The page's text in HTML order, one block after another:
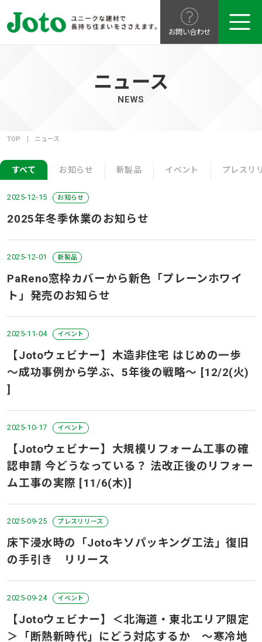
お問い合わせ
ニュース
NEWS
TOP ニュース
すべて お知らせ 新製品 イベント プレスリ
2025-12-15 お知らせ
2025年冬季休業のお知らせ
2025-12-01 新製品
PaReno窓枠カバーから新色「プレーンホワイ
ト」発売のお知らせ
2025-11-04 イベント
【Jotoウェビナー】木造非住宅 はじめの一歩
～成功事例から学ぶ、5年後の戦略～ [12/2(火)
]
2025-10-17 イベント
【Jotoウェビナー】大規模リフォーム工事の確
認申請 今どうなっている？ 法改正後のリフォー
ム工事の実際 [11/6(木)]
2025-09-25 プレスリリース
床下浸水時の「Jotoキソパッキング工法」復旧
の手引き リリース
2025-09-24 イベント
【Jotoウェビナー】＜北海道・東北エリア限定
＞「断熱新時代」にどう対応するか ～寒冷地